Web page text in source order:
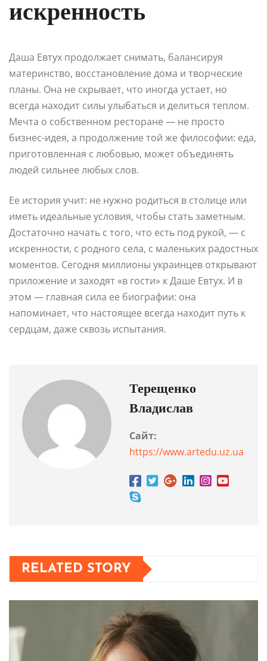
искренность
Даша Евтух продолжает снимать, балансируя
материнство, восстановление дома и творческие
планы. Она не скрывает, что иногда устает, но
всегда находит силы улыбаться и делиться теплом.
Мечта о собственном ресторане — не просто
бизнес-идея, а продолжение той же философии: еда,
приготовленная с любовью, может объединять
людей сильнее любых слов.
Ее история учит: не нужно родиться в столице или
иметь идеальные условия, чтобы стать заметным.
Достаточно начать с того, что есть под рукой, — с
искренности, с родного села, с маленьких радостных
моментов. Сегодня миллионы украинцев открывают
приложение и заходят «в гости» к Даше Евтух. И в
этом — главная сила ее биографии: она
напоминает, что настоящее всегда находит путь к
сердцам, даже сквозь испытания.
Терещенко
Владислав
Сайт:
https://www.artedu.uz.ua
RELATED STORY